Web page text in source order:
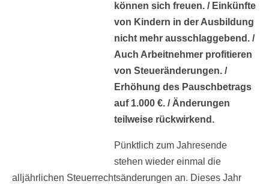
können sich freuen. / Einkünfte
von Kindern in der Ausbildung
nicht mehr ausschlaggebend. /
Auch Arbeitnehmer profitieren
von Steueränderungen. /
Erhöhung des Pauschbetrags
auf 1.000 €. / Änderungen
teilweise rückwirkend.
Pünktlich zum Jahresende
stehen wieder einmal die
alljährlichen Steuerrechtsänderungen an. Dieses Jahr